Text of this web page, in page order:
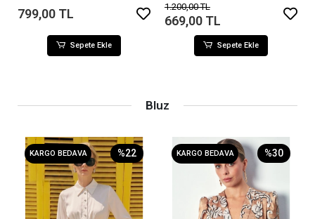
799,00 TL
Sepete Ekle
1.200,00 TL
669,00 TL
Sepete Ekle
Bluz
KARGO BEDAVA %22 KARGO BEDAVA %30